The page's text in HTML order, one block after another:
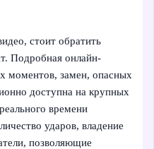
стоит обратить
Подробная онлайн-
моментов, замен, опасных
доступна на крупных
времени
ударов, владение
позволяющие